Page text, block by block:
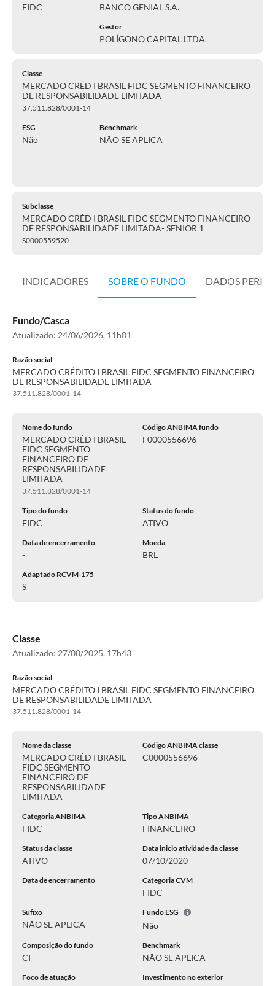
FIDC BANCO GENIAL S.A.
Gestor
POLÍGONO CAPITAL LTDA.
Classe
MERCADO CRÉD I BRASIL FIDC SEGMENTO FINANCEIRO
DE RESPONSABILIDADE LIMITADA
37.511.828/0001-14
ESG
Não
Benchmark
NÃO SE APLICA
Subclasse
MERCADO CRÉD I BRASIL FIDC SEGMENTO FINANCEIRO
DE RESPONSABILIDADE LIMITADA- SENIOR 1
S0000559520
INDICADORES SOBRE O FUNDO DADOS
Fundo/Casca
Atualizado: 24/06/2026, 11h01
Razão social
MERCADO CRÉDITO I BRASIL FIDC SEGMENTO FINANCEIRO
DE RESPONSABILIDADE LIMITADA
37.511.828/0001-14
Nome do fundo
MERCADO CRÉD I BRASIL
FIDC SEGMENTO
FINANCEIRO DE
RESPONSABILIDADE
LIMITADA
37.511.828/0001-14
Código ANBIMA fundo
F0000556696
Tipo do fundo
FIDC
Status do fundo
ATIVO
Data de encerramento
-
Moeda
BRL
Adaptado RCVM-175
S
Classe
Atualizado: 27/08/2025, 17h43
Razão social
MERCADO CRÉDITO I BRASIL FIDC SEGMENTO FINANCEIRO
DE RESPONSABILIDADE LIMITADA
37.511.828/0001-14
Nome da classe
MERCADO CRÉD I BRASIL
FIDC SEGMENTO
FINANCEIRO DE
RESPONSABILIDADE
LIMITADA
Código ANBIMA classe
C0000556696
Categoria ANBIMA
FIDC
Tipo ANBIMA
FINANCEIRO
Status da classe
ATIVO
Data inicio atividade da classe
07/10/2020
Data de encerramento
-
Categoria CVM
FIDC
Sufixo
NÃO SE APLICA
Fundo ESG
Não
Composição do fundo
CI
Benchmark
NÃO SE APLICA
Foco de atuação Investimento no exterior